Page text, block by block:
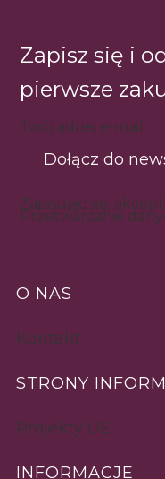
Zapisz się i
pierwsze
Twój adres e-mail
Dołącz do
Zapisując się,
Przetwarzanie
polityką prywatności
Linki w
O NAS
Kontakt
STRONY
Projekty UE
INFORMACJE